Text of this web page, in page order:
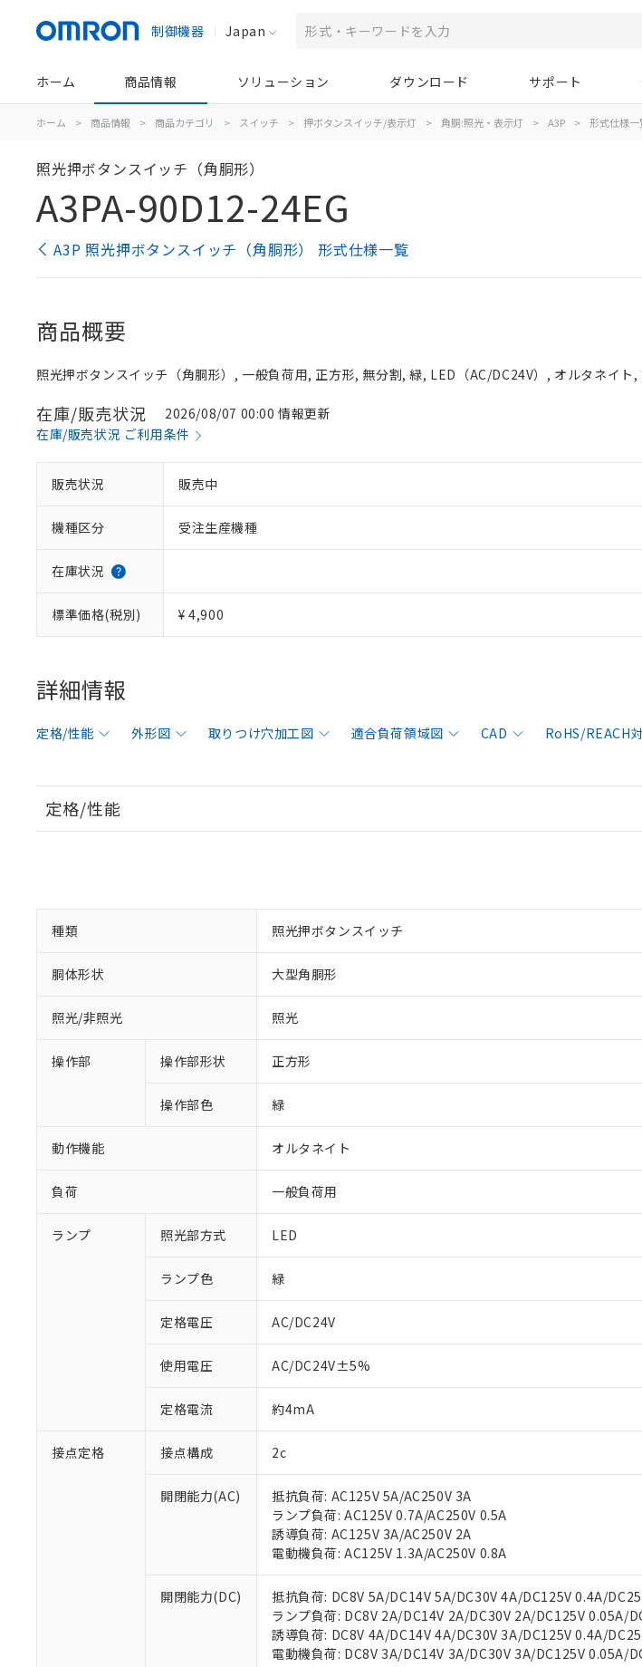
制御機器 Japan
ホーム 商品情報 ソリューション ダウンロード サポート
ホーム > 商品情報 > 商品カテゴリ > スイッチ > 押ボタンスイッチ/表示灯 > 角胴:照光・表示灯 > A3P > 形式仕様一
照光押ボタンスイッチ（角胴形）
A3PA-90D12-24EG
A3P 照光押ボタンスイッチ（角胴形） 形式仕様一覧
商品概要
照光押ボタンスイッチ（角胴形）, 一般負荷用, 正方形, 無分割, 緑, LED（AC/DC24V）, オルタネイト
在庫/販売状況
2026/08/07 00:00 情報更新
在庫/販売状況 ご利用条件
販売状況 販売中
機種区分 受注生産機種
在庫状況
標準価格(税別) ¥ 4,900
詳細情報
定格/性能 外形図 取りつけ穴加工図 適合負荷領域図 CAD RoHS/REACH
定格/性能
種類 照光押ボタンスイッチ
胴体形状 大型角胴形
照光/非照光 照光
操作部 操作部形状 正方形
操作部色 緑
動作機能 オルタネイト
負荷 一般負荷用
ランプ 照光部方式 LED
ランプ色 緑
定格電圧 AC/DC24V
使用電圧 AC/DC24V±5%
定格電流 約4mA
接点定格 接点構成 2c
開閉能力(AC)
抵抗負荷: AC125V 5A/AC250V 3A
ランプ負荷: AC125V 0.7A/AC250V 0.5A
誘導負荷: AC125V 3A/AC250V 2A
電動機負荷: AC125V 1.3A/AC250V 0.8A
開閉能力(DC)
抵抗負荷: DC8V 5A/DC14V 5A/DC30V 4A/DC125V 0.4A/
ランプ負荷: DC8V 2A/DC14V 2A/DC30V 2A/DC125V 0.05A/
誘導負荷: DC8V 4A/DC14V 4A/DC30V 3A/DC125V 0.4A/
電動機負荷: DC8V 3A/DC14V 3A/DC30V 3A/DC125V 0.05A/